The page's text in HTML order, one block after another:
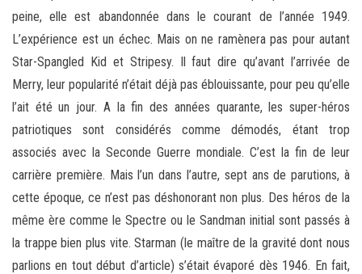
peine, elle est abandonnée dans le courant de l’année 1949.
L’expérience est un échec. Mais on ne ramènera pas pour autant
Star-Spangled Kid et Stripesy. Il faut dire qu’avant l’arrivée de
Merry, leur popularité n’était déjà pas éblouissante, pour peu qu’elle
l’ait été un jour. A la fin des années quarante, les super-héros
patriotiques sont considérés comme démodés, étant trop
associés avec la Seconde Guerre mondiale. C’est la fin de leur
carrière première. Mais l’un dans l’autre, sept ans de parutions, à
cette époque, ce n’est pas déshonorant non plus. Des héros de la
même ère comme le Spectre ou le Sandman initial sont passés à
la trappe bien plus vite. Starman (le maître de la gravité dont nous
parlions en tout début d’article) s’était évaporé dès 1946. En fait,